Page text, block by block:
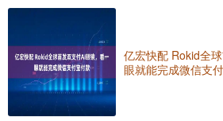
亿宏快配 Rokid全
眼就能完成微信支